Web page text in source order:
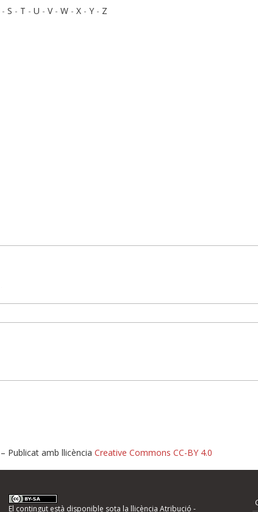
- S - T - U - V- W - X - Y - Z
d'errors
– Publicat amb llicència Creative Commons CC-BY 4.0
El contingut està disponible sota la llicència Atribució -